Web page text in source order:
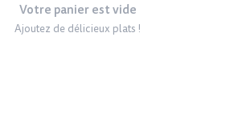
Votre panier est vide
Ajoutez de délicieux plats !